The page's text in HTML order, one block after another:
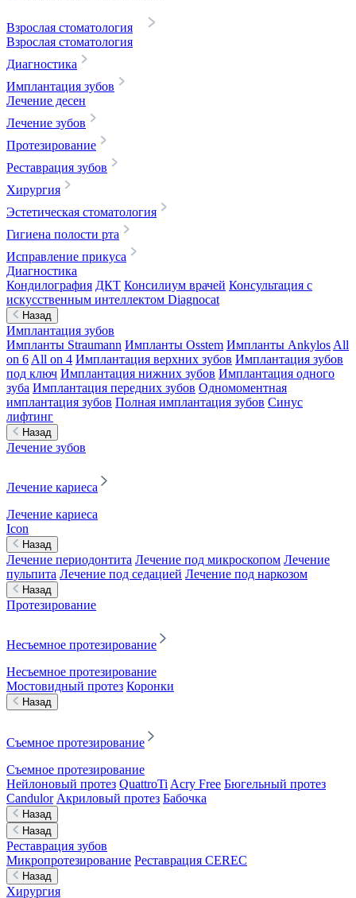
Взрослая стоматология
Взрослая стоматология
Диагностика
Имплантация зубов
Лечение десен
Лечение зубов
Протезирование
Реставрация зубов
Хирургия
Эстетическая стоматология
Гигиена полости рта
Исправление прикуса
Диагностика
Кондилография ДКТ Консилиум врачей Консультация с
искусственным интеллектом Diagnocat
Назад
Имплантация зубов
Импланты Straumann Импланты Osstem Импланты Ankylos All
on 6 All on 4 Имплантация верхних зубов Имплантация зубов
под ключ Имплантация нижних зубов Имплантация одного
зуба Имплантация передних зубов Одномоментная
имплантация зубов Полная имплантация зубов Синус
лифтинг
Назад
Лечение зубов
Лечение кариеса
Лечение кариеса
Icon
Назад
Лечение периодонтита Лечение под микроскопом Лечение
пульпита Лечение под седацией Лечение под наркозом
Назад
Протезирование
Несъемное протезирование
Несъемное протезирование
Мостовидный протез Коронки
Назад
Съемное протезирование
Съемное протезирование
Нейлоновый протез QuattroTi Acry Free Бюгельный протез
Candulor Акриловый протез Бабочка
Назад
Назад
Реставрация зубов
Микропротезирование Реставрация CEREC
Назад
Хирургия